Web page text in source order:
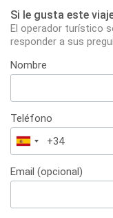
Si le gusta este
El operador turístico
responder a sus
Nombre
Teléfono
España
+34
Email (opcional)